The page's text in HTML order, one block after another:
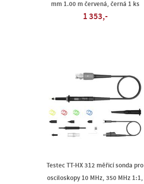
mm 1.00 m červená, černá 1 ks
1 353,-
Testec TT-HX 312 měřicí sonda pro
osciloskopy 10 MHz, 350 MHz 1:1,